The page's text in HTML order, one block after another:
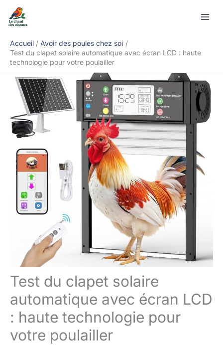
Accueil
Avoir des poules chez soi
Test du clapet solaire automatique avec écran LCD : haute
technologie pour votre poulailler
Test du clapet solaire
automatique avec écran LCD
: haute technologie pour
votre poulailler
Rechercher